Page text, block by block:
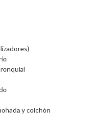
y colchón